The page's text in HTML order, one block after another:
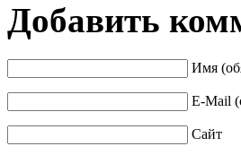
Добавить
Имя
E-Mail
Сайт